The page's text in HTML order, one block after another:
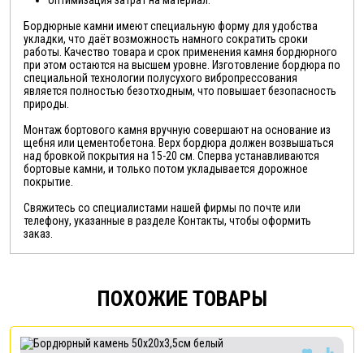
Бордюрные камни имеют специальную форму для удобства
укладки, что даёт возможность намного сократить сроки
работы. Качество товара и срок применения камня бордюрного
при этом остаются на высшем уровне. Изготовление бордюра по
специальной технологии полусухого вибропрессования
является полностью безотходным, что повышает безопасность
природы.
Монтаж бортового камня вручную совершают на основание из
щебня или цементобетона. Верх бордюра должен возвышаться
над бровкой покрытия на 15-20 см. Сперва устанавливаются
бортовые камни, и только потом укладывается дорожное
покрытие.
Свяжитесь со специалистами нашей фирмы по почте или
телефону, указанные в разделе Контакты, чтобы оформить
заказ.
ПОХОЖИЕ ТОВАРЫ